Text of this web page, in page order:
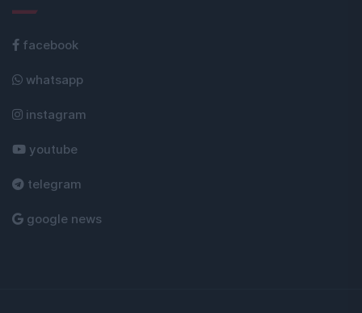
facebook
whatsapp
instagram
youtube
telegram
google news